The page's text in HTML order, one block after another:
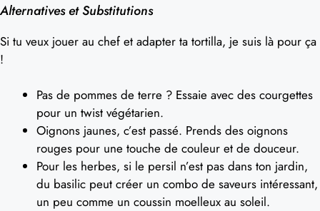
Alternatives et Substitutions
Si tu veux jouer au chef et adapter ta tortilla, je suis là pour ça
!
Pas de pommes de terre ? Essaie avec des courgettes
pour un twist végétarien.
Oignons jaunes, c’est passé. Prends des oignons
rouges pour une touche de couleur et de douceur.
Pour les herbes, si le persil n’est pas dans ton jardin,
du basilic peut créer un combo de saveurs intéressant,
un peu comme un coussin moelleux au soleil.